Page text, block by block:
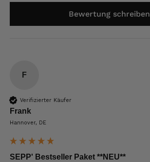
Bewertung schreiben
F
Verifizierter Käufer
Frank
Hannover, DE
SEPP' Bestseller Paket **NEU**